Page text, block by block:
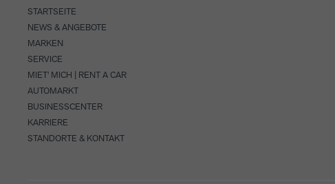
STARTSEITE
NEWS & ANGEBOTE
MARKEN
SERVICE
MIET' MICH | RENT A CAR
AUTOMARKT
BUSINESSCENTER
KARRIERE
STANDORTE & KONTAKT